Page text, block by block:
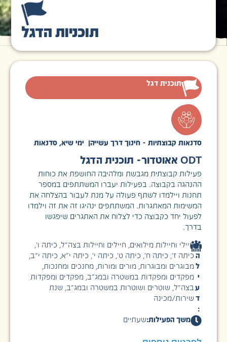
תוכניות הדגל
תוכנית דגל
סדנאות קבוצתיות - חינוך דרך עשייה ימי שיא, סדנאות
ODT אאוטדור- תוכנית הדגל
פעילות קבוצתית מגבשת ומלהיבה החושפת את כוחות
ההנהגה בקבוצה. בפעילות יעברו המשתתפים במספר
תחנות ויילמדו לשתף פעולה על מנת לעבור בהצלחה את
המשימות המאתגרות. המשתתפים ינהיגו זה את זה וילמדו
לפעול יחד כקבוצה כדי לצלוח את האתגרים שיפגשו
בדרך.
ק
ה
ל
י
ע
ד
:
חיילי וחיילות מילואים, חיילים וחיילות בצה״ל, כיתה ו׳,
כיתה ז׳, כיתה ח׳, כיתה ט׳, כיתה י׳, כיתה י״א, כיתה י״ב,
מבוגרים ומבוגרות,מורים ומורות,מחנכים ומחנכות,
מפקדים ומפקדות במשטרה ובמג״ב,מפקדים ומפקדות
בצה״ל, שוטרים ושוטרות במשטרה ובמג״ב, שנת
שירות/מכינה
משך הפעילות:שעתיים